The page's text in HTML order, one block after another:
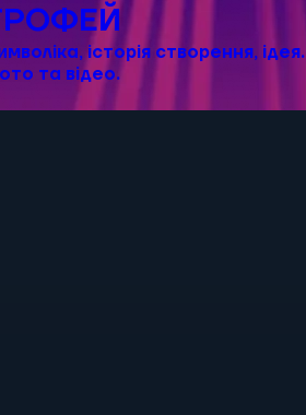
історія створення, ідея.
та відео.